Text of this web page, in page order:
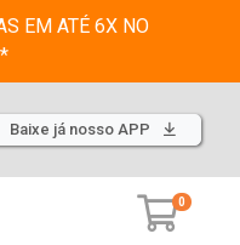
EM ATÉ 6X NO
Baixe já nosso APP
0